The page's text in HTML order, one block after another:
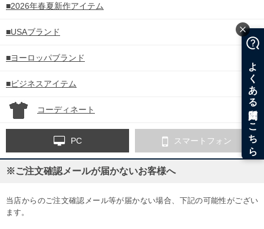
■2026年春夏新作アイテム
■USAブランド
■ヨーロッパブランド
■ビジネスアイテム
コーディネート
PC スマートフォン
※ご注文確認メールが届かないお客様へ
当店からのご注文確認メール等が届かない場合、下記の可能性がござい
ます。